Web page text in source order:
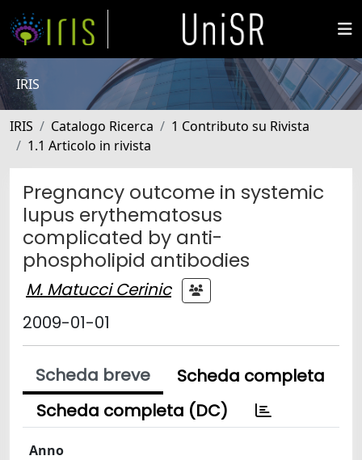
IRIS
IRIS Catalogo Ricerca
1 Contributo su Rivista
1.1 Articolo in rivista
Pregnancy outcome in systemic
lupus erythematosus
complicated by anti-
phospholipid antibodies
M. Matucci Cerinic
2009-01-01
Scheda breve
Scheda completa
Scheda completa (DC)
Anno